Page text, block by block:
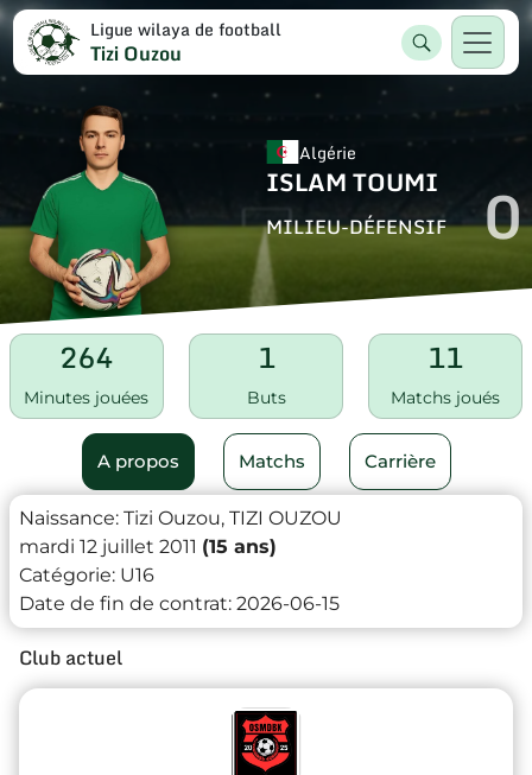
Ligue wilaya de football
Tizi Ouzou
Algérie
ISLAM TOUMI
MILIEU-DÉFENSIF 0
264
Minutes jouées
1
Buts
11
Matchs joués
A propos Matchs Carrière
Naissance: Tizi Ouzou, TIZI OUZOU
mardi 12 juillet 2011 (15 ans)
Catégorie: U16
Date de fin de contrat: 2026-06-15
Club actuel